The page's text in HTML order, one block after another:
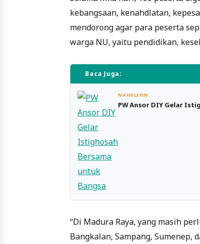
kebangsaan, kenahdlatan,
mendorong agar para peserta
warga NU, yaitu pendidikan,
Baca Juga:
NAHDLIYIN
PW Ansor DIY Gelar
“Di Madura Raya, yang masih
Bangkalan, Sampang, Sumenep,